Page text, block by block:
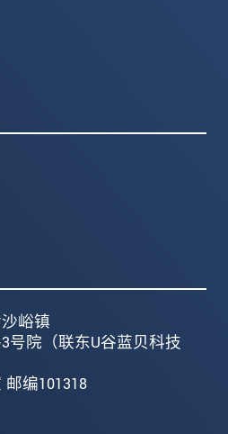
峪镇
号院（联东U谷蓝贝科技
邮编101318